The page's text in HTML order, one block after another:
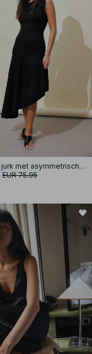
Gebreide jurk met asymmetrische naaddetails
EUR 75.95